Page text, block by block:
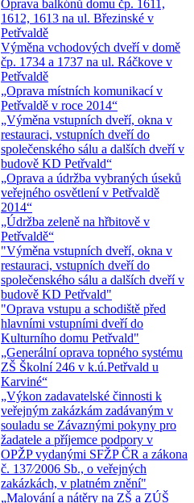
Oprava balkónů domu čp. 1611,
1612, 1613 na ul. Březinské v
Petřvaldě
Výměna vchodových dveří v domě
čp. 1734 a 1737 na ul. Ráčkove v
Petřvaldě
„Oprava místních komunikací v
Petřvaldě v roce 2014“
„Výměna vstupních dveří, okna v
restauraci, vstupních dveří do
společenského sálu a dalších dveří v
budově KD Petřvald“
„Oprava a údržba vybraných úseků
veřejného osvětlení v Petřvaldě
2014“
„Údržba zeleně na hřbitově v
Petřvaldě“
"Výměna vstupních dveří, okna v
restauraci, vstupních dveří do
společenského sálu a dalších dveří v
budově KD Petřvald"
"Oprava vstupu a schodiště před
hlavními vstupními dveří do
Kulturního domu Petřvald"
„Generální oprava topného systému
ZŠ Školní 246 v k.ú.Petřvald u
Karviné“
„Výkon zadavatelské činnosti k
veřejným zakázkám zadávaným v
souladu se Závaznými pokyny pro
žadatele a příjemce podpory v
OPŽP vydanými SFŽP ČR a zákona
č. 137⁄2006 Sb., o veřejných
zakázkách, v platném znění"
„Malování a nátěry na ZŠ a ZÚŠ